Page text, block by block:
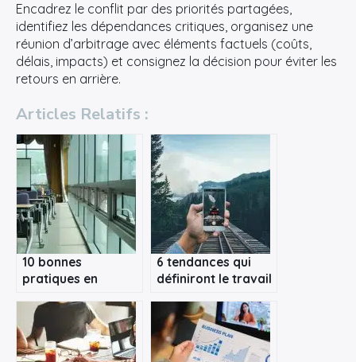
Encadrez le conflit par des priorités partagées,
identifiez les dépendances critiques, organisez une
réunion d’arbitrage avec éléments factuels (coûts,
délais, impacts) et consignez la décision pour éviter les
retours en arrière.
Articles Relatifs :
10 bonnes
pratiques en
ne jamais oublier !
6 tendances qui
définiront le travail